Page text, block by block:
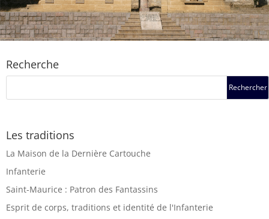
Recherche
Les traditions
La Maison de la Dernière Cartouche
Infanterie
Saint-Maurice : Patron des Fantassins
Esprit de corps, traditions et identité de l'Infanterie